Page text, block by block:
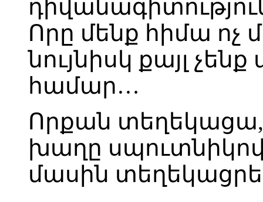
Որը մենք հիմա ոչ
նույնիսկ քայլ
համար…
Որքան տեղեկացա,
խաղը
մասին